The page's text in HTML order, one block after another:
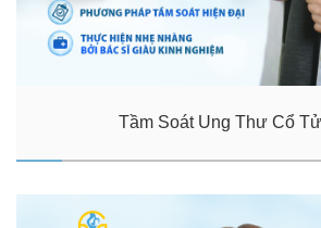
Tầm Soát Ung Thư Cổ